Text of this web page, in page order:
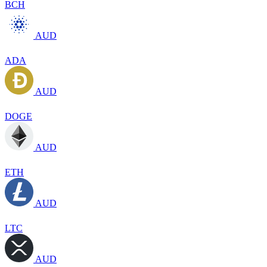
BCH
AUD
ADA
AUD
DOGE
AUD
ETH
AUD
LTC
AUD